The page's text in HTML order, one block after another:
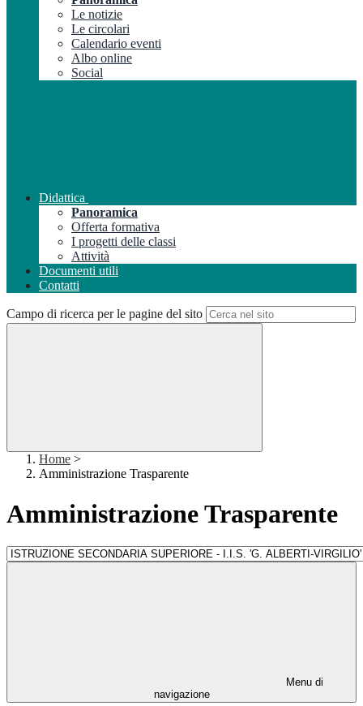
Le notizie
Le circolari
Calendario eventi
Albo online
Social
Didattica
Panoramica
Offerta formativa
I progetti delle classi
Attività
Documenti utili
Contatti
Campo di ricerca per le pagine del sito
Home >
Amministrazione Trasparente
Amministrazione Trasparente
Menu di
navigazione